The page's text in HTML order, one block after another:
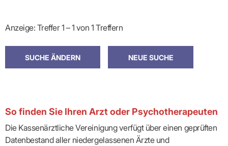
Anzeige: Treffer 1 – 1 von 1 Treffern
So finden Sie Ihren Arzt oder Psychotherapeuten
Die Kassenärztliche Vereinigung verfügt über einen geprüften
Datenbestand aller niedergelassenen Ärzte und